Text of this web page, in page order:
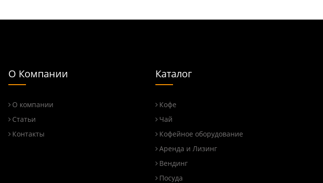
О Компании
О компании
Статьи
Контакты
Каталог
Кофе
Чай
Кофейное оборудование
Аренда и Лизинг
Вендинг
Посуда